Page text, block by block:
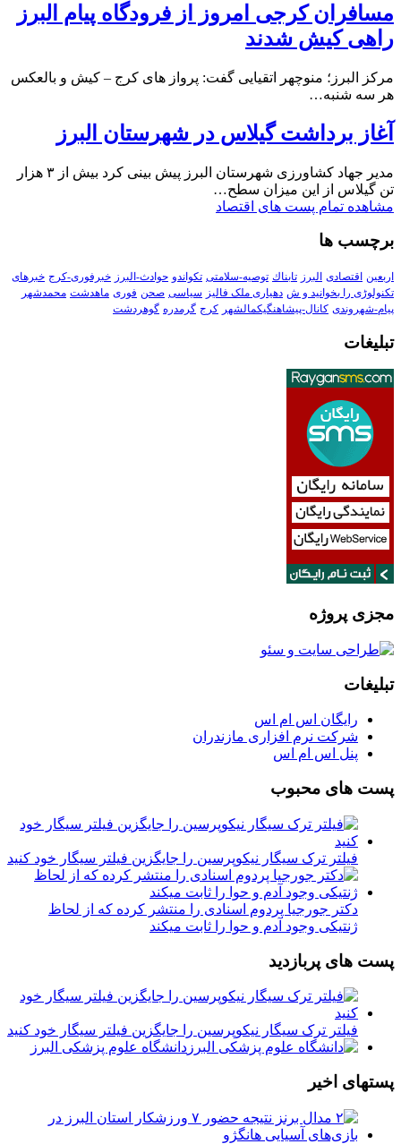
مسافران کرجی امروز از فرودگاه پیام البرز
راهی کیش شدند
مرکز البرز؛ منوچهر اتقیایی گفت: پرواز های کرج – کیش و بالعکس
هر سه شنبه…
آغاز برداشت گیلاس در شهرستان البرز
مدیر جهاد کشاورزی شهرستان البرز پیش بینی کرد بیش از ۳ هزار
تن گیلاس از این میزان سطح…
مشاهده تمام پست های اقتصاد
برچسب ها
اربعین اقتصادی البرز تابناك توصیه-سلامتی تکواندو حوادث-البرز خبرفوری-کرج خبرهای
تکنولوڑی را بخوانید و ش دهیاری ملک فالیز سیاسی صحن فوری ماهدشت محمدشهر
پیام-شهروندی کانال-پیشاهنگیکمالشهر کرج گرمدره گوهردشت
تبلیغات
مجزی پروژه
تبلیغات
رایگان اس ام اس
شرکت نرم افزاری مازندران
پنل اس ام اس
پست های محبوب
فیلتر ترک سیگار نیکوپرسین را جایگزین فیلتر سیگار خود کنید
دکتر جورجیا پردوم اسنادی را منتشر کرده که از لحاظ
ژنتیکی وجود آدم و حوا را ثابت میکند
پست های پربازدید
فیلتر ترک سیگار نیکوپرسین را جایگزین فیلتر سیگار خود کنید
دانشگاه علوم پزشکی البرز
پستهای اخیر